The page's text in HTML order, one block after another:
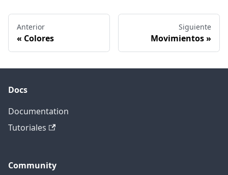
Anterior
Colores
Siguiente
Movimientos
Docs
Documentation
Tutoriales
Community